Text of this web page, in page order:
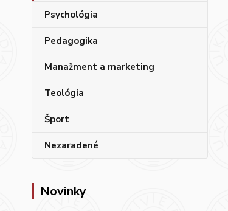
Psychológia
Pedagogika
Manažment a marketing
Teológia
Šport
Nezaradené
Novinky